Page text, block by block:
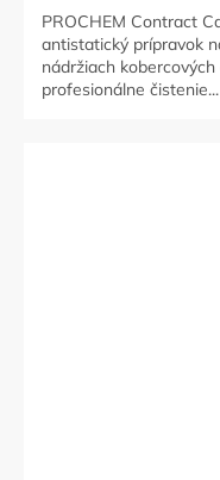
PROCHEM Contract
antistatický prípravok
nádržiach
profesionálne čistenie...